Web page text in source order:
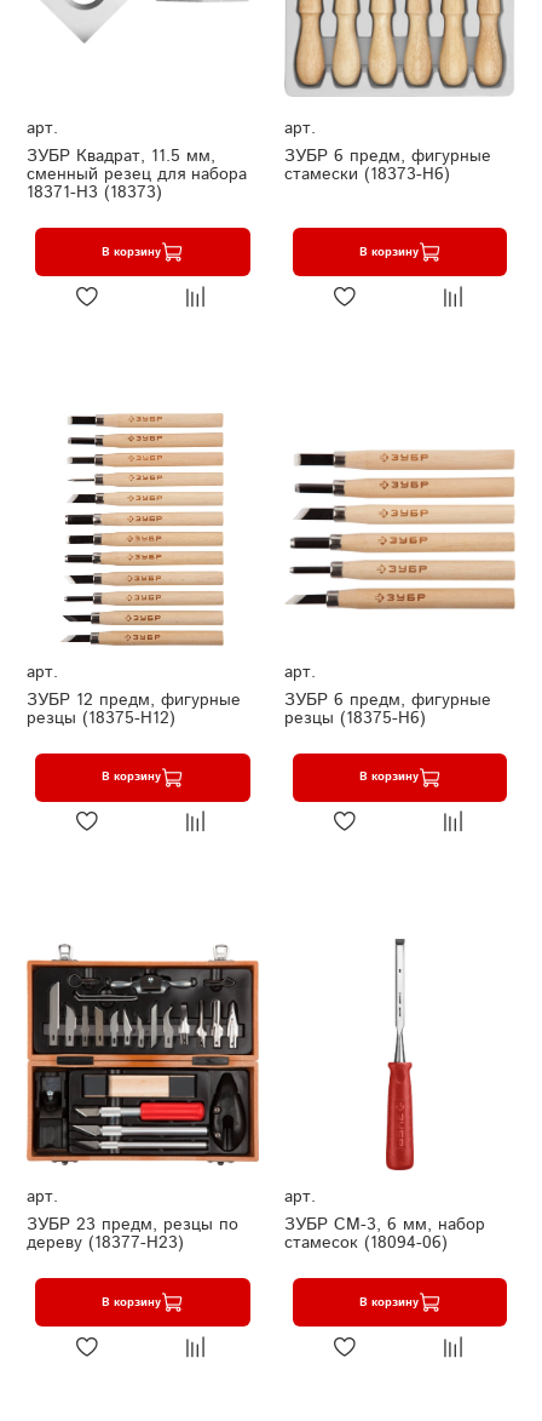
арт.
ЗУБР Квадрат, 11.5 мм,
сменный резец для набора
18371-H3 (18373)
В корзину
арт.
ЗУБР 6 предм, фигурные
стамески (18373-H6)
В корзину
арт.
ЗУБР 12 предм, фигурные
резцы (18375-H12)
В корзину
арт.
ЗУБР 6 предм, фигурные
резцы (18375-H6)
В корзину
арт.
ЗУБР 23 предм, резцы по
дереву (18377-H23)
В корзину
арт.
ЗУБР СМ-3, 6 мм, набор
стамесок (18094-06)
В корзину